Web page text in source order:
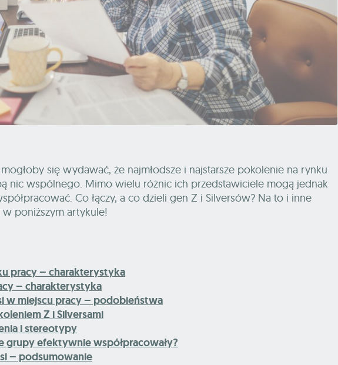
się wydawać, że najmłodsze i najstarsze pokolenie na rynku
nic wspólnego. Mimo wielu różnic ich przedstawiciele mogą jednak
Co łączy, a co dzieli gen Z i Silversów? Na to i inne
poniższym artykule!
pracy – charakterystyka
– charakterystyka
w miejscu pracy – podobieństwa
Z i Silversami
i stereotypy
grupy efektywnie współpracowały?
– podsumowanie